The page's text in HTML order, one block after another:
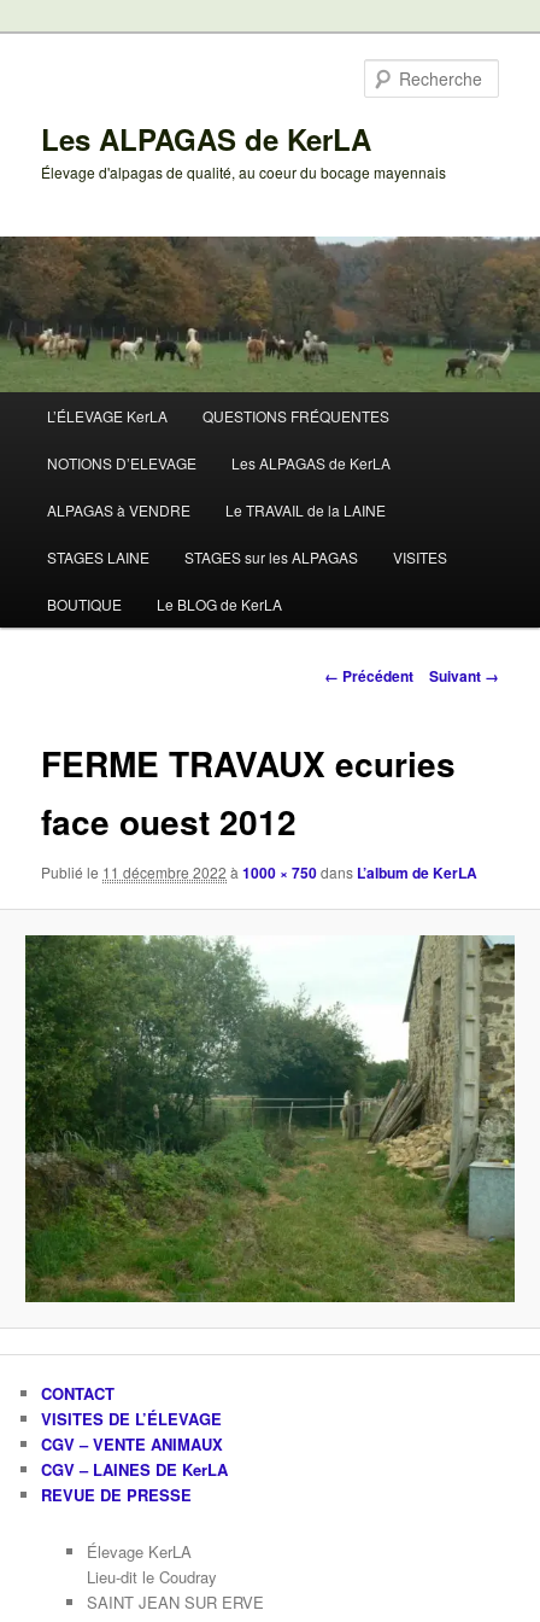
Les ALPAGAS de KerLA
Élevage d'alpagas de qualité, au coeur du bocage mayennais
principal
L’ÉLEVAGE KerLA QUESTIONS FRÉQUENTES
NOTIONS D’ELEVAGE Les ALPAGAS de KerLA
ALPAGAS à VENDRE Le TRAVAIL de la LAINE
STAGES LAINE STAGES sur les ALPAGAS VISITES
BOUTIQUE Le BLOG de KerLA
Navigation
← Précédent Suivant →
FERME TRAVAUX ecuries
face ouest 2012
Publié le 11 décembre 2022 à1000 × 750dans L’album de KerLA
CONTACT
VISITES DE L’ÉLEVAGE
CGV – VENTE ANIMAUX
CGV – LAINES DE KerLA
REVUE DE PRESSE
Élevage KerLA
Lieu-dit le Coudray
SAINT JEAN SUR ERVE